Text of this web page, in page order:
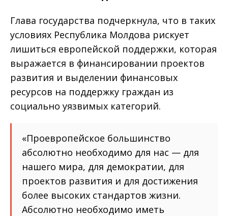
Глава государства подчеркнула, что в таких
условиях Республика Молдова рискует
лишиться европейской поддержки, которая
выражается в финансировании проектов
развития и выделении финансовых
ресурсов на поддержку граждан из
социально уязвимых категорий.
«Проевропейское большинство
абсолютно необходимо для нас — для
нашего мира, для демократии, для
проектов развития и для достижения
более высоких стандартов жизни.
Абсолютно необходимо иметь